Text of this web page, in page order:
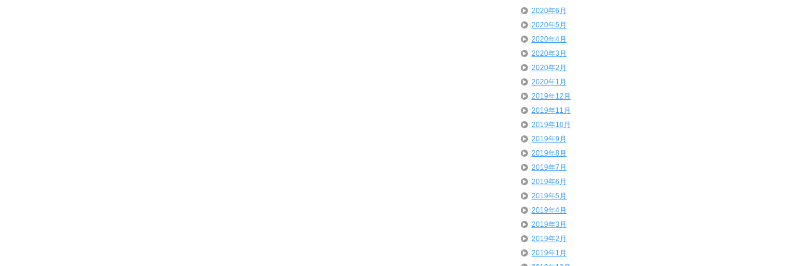
2020年6月
2020年5月
2020年4月
2020年3月
2020年2月
2020年1月
2019年12月
2019年11月
2019年10月
2019年9月
2019年8月
2019年7月
2019年6月
2019年5月
2019年4月
2019年3月
2019年2月
2019年1月